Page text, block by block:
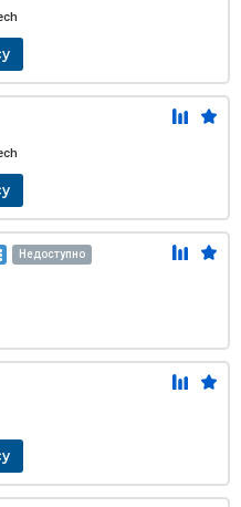
Недоступно